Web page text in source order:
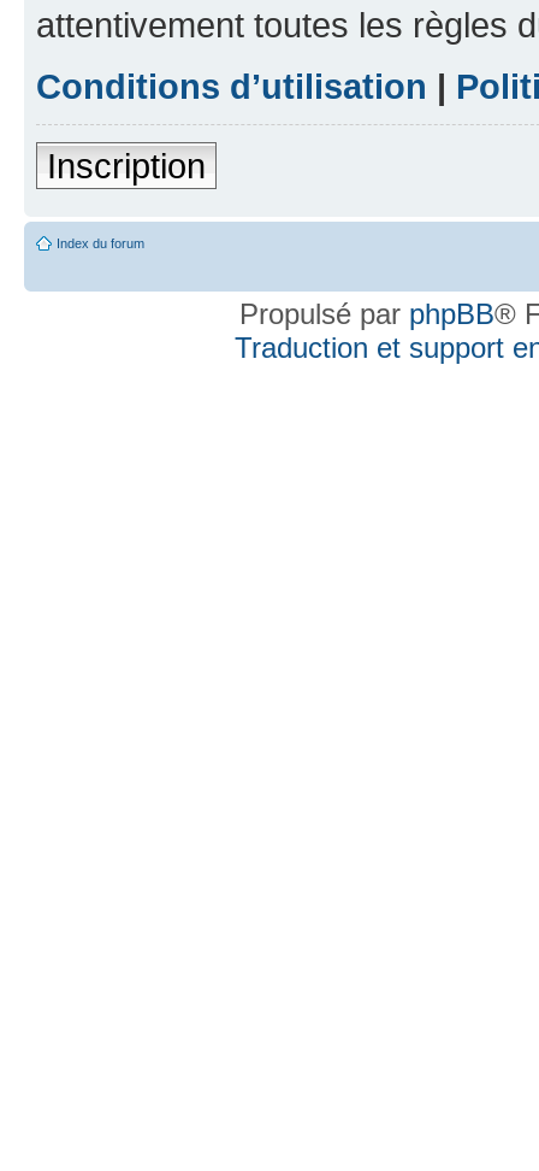
attentivement toutes les règles
Conditions d’utilisation |
Inscription
Index du forum
Propulsé par phpBB®
Traduction et support